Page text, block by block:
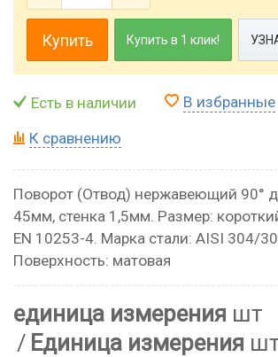
Купить Купить в 1 клик!
Есть в наличии В избранные
К сравнению
Поворот (Отвод) нержавеющий 90°
45мм, стенка 1,5мм. Размер:
EN 10253-4. Марка стали: AISI 304/
Поверхность: матовая
единица измерения шт
Единица измерения